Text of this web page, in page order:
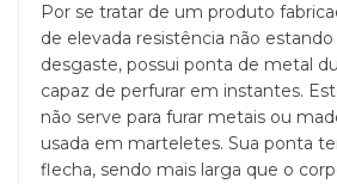
Por se tratar de um produto
de elevada resistência não
desgaste, possui ponta de metal
capaz de perfurar em instantes.
não serve para furar metais ou
usada em marteletes. Sua ponta
flecha, sendo mais larga que o